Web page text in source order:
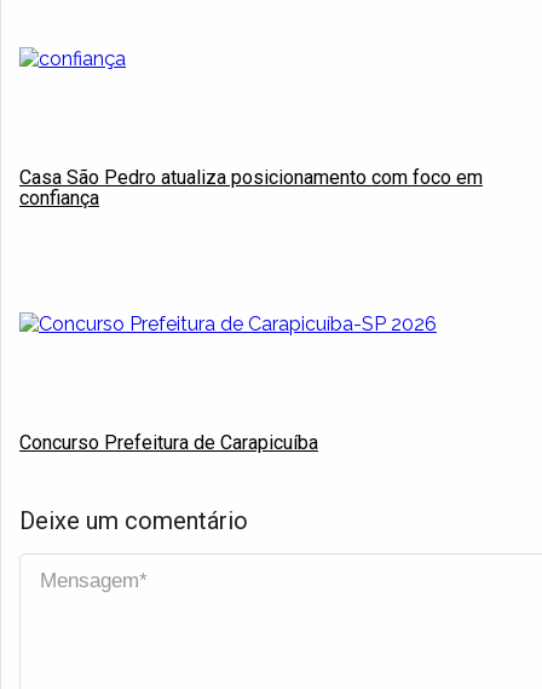
Casa São Pedro atualiza posicionamento com foco em
confiança
Concurso Prefeitura de Carapicuíba
Deixe um comentário